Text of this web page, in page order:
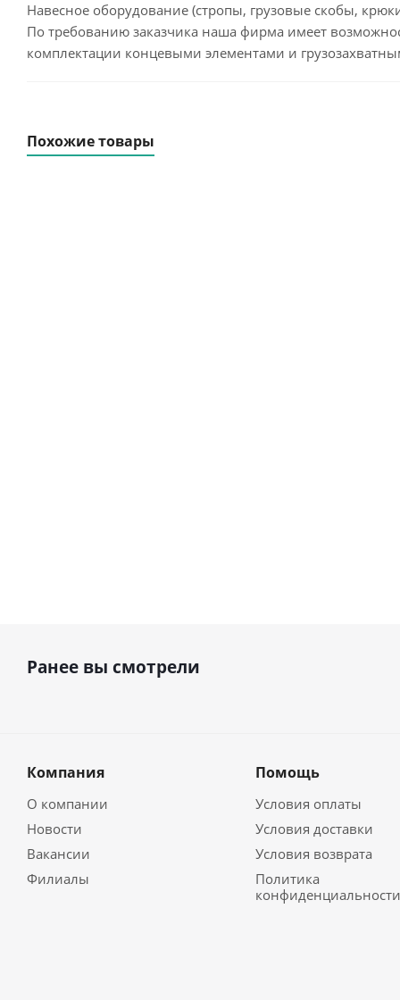
Навесное оборудование (стропы, грузовые скобы,
По требованию заказчика наша фирма имеет
комплектации концевыми элементами и
Похожие товары
Ранее вы смотрели
Компания
О компании
Новости
Вакансии
Филиалы
Помощь
Условия оплаты
Условия доставки
Условия возврата
Политика
конфиденциальности